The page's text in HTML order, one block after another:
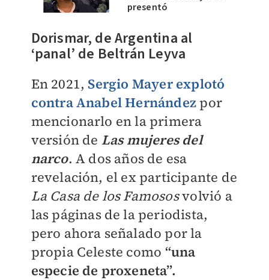
presentó
Dorismar, de Argentina al
‘panal’ de Beltrán Leyva
En 2021, Sergio Mayerexplotó
contra Anabel Hernández por
mencionarlo en la primera
versión de Las mujeres del
narco. A dos años de esa
revelación, el ex participante de
La Casa de los Famososvolvió a
las páginas de la periodista,
pero ahora señalado por la
propia Celeste como “una
especie de proxeneta”.